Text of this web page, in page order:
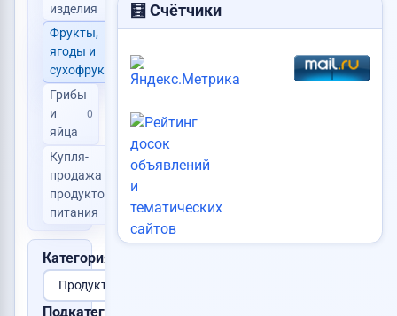
изделия
Фрукты,
ягоды и
сухофрукты
Грибы
и
яйца
0
Купля-
продажа
продуктов
питания
Категория:
Подкатегория:
🧮 Счётчики